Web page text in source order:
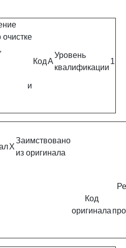
очистке
и
КодA
Уровень
квалификации
1
X
Заимствовано
из оригинала
Код
оригинала